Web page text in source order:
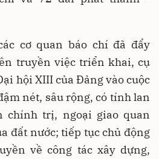
cơ quan báo chí đã đẩy
truyền việc triển khai, cụ
hội XIII của Đảng vào cuộc
nét, sâu rộng, có tính lan
chính trị, ngoại giao quan
đất nước; tiếp tục chủ động
về công tác xây dựng,